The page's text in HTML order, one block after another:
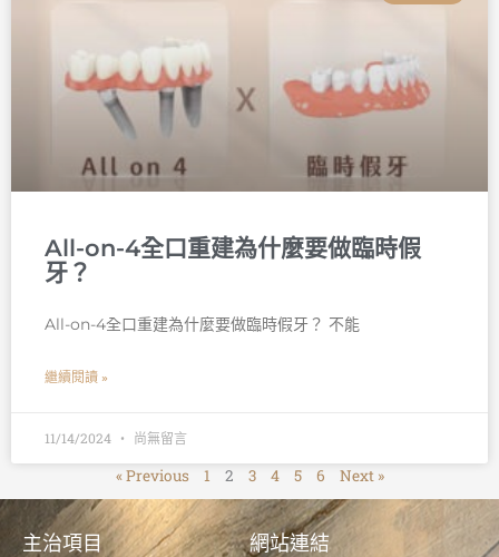
All-on-4全口重建為什麼要做臨時假
牙？
All-on-4全口重建為什麼要做臨時假牙？ 不能
繼續閱讀 »
11/14/2024 尚無留言
« Previous 1 2 3 4 5 6 Next »
主治項目 網站連結